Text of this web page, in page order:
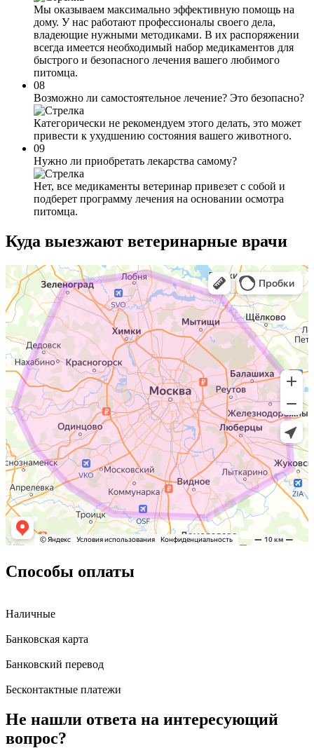
Мы оказываем максимально эффективную помощь на
дому. У нас работают профессионалы своего дела,
владеющие нужными методиками. В их распоряжении
всегда имеется необходимый набор медикаментов для
быстрого и безопасного лечения вашего любимого
питомца.
08
Возможно ли самостоятельное лечение? Это безопасно?
Категорически не рекомендуем этого делать, это может
привести к ухудшению состояния вашего животного.
09
Нужно ли приобретать лекарства самому?
Нет, все медикаменты ветеринар привезет с собой и
подберет программу лечения на основании осмотра
питомца.
Куда выезжают ветеринарные врачи
Способы оплаты
Наличные
Банковская карта
Банковский перевод
Бесконтактные платежи
Не нашли ответа на интересующий
вопрос?